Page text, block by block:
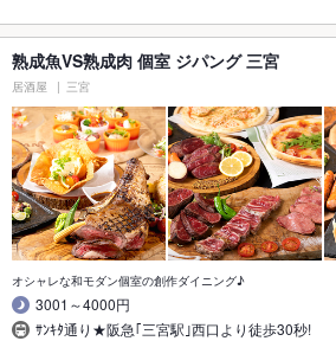
熟成魚VS熟成肉 個室 ジパング 三宮
居酒屋 三宮
オシャレな和モダン個室の創作ダイニング♪
3001～4000円
ｻﾝｷﾀ通り★阪急｢三宮駅｣西口より徒歩30秒!